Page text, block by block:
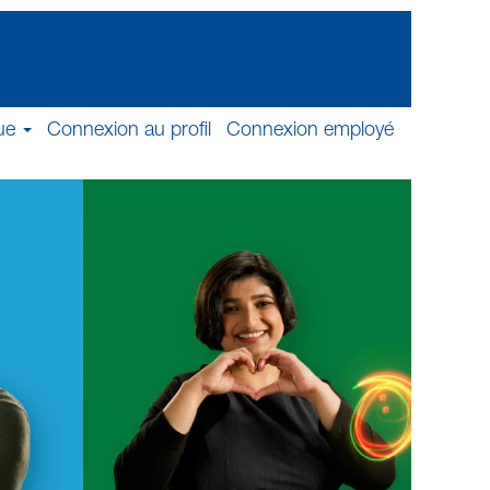
Connexion au profil Connexion employé